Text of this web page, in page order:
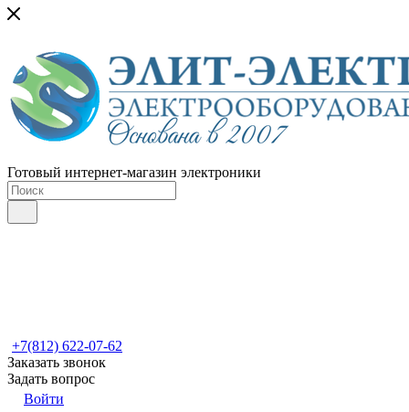
Готовый интернет-магазин электроники
+7(812) 622-07-62
Заказать звонок
Задать вопрос
Войти